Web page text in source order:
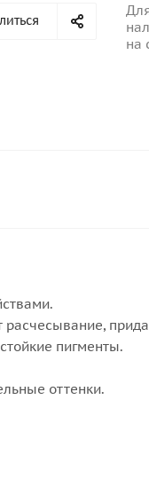
на
расчесывание,
пигменты.
оттенки.